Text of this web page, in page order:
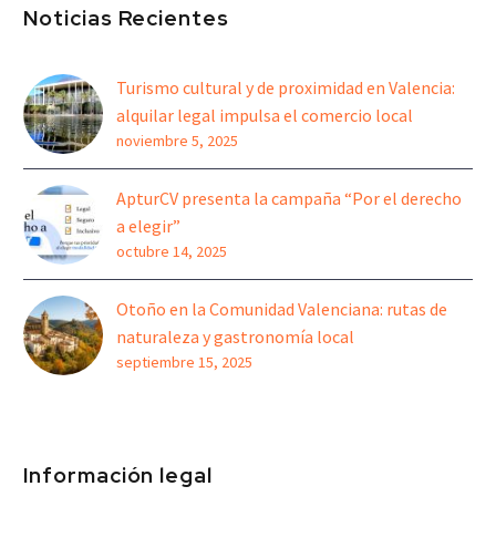
Noticias Recientes
Turismo cultural y de proximidad en Valencia:
alquilar legal impulsa el comercio local
noviembre 5, 2025
ApturCV presenta la campaña “Por el derecho
a elegir”
octubre 14, 2025
Otoño en la Comunidad Valenciana: rutas de
naturaleza y gastronomía local
septiembre 15, 2025
Información legal